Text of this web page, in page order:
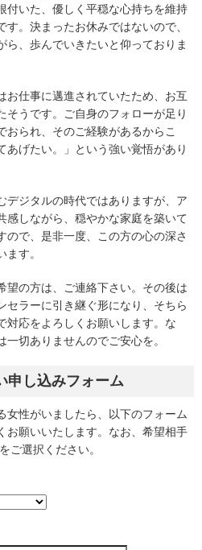
付いた、優しく平穏な心持ちを維持
。決まったお休みではないので、
ら、歩んでいきたいと仰っておりま
仕事に邁進されていたため、お互
そうです。ご自身のフォローが足り
おられ、そのご経験があるからこ
あげたい。」という強い覚悟があり
ジタルの時代ではありますが、ア
感しながら、穏やかな家庭を築いて
ので、是非一度、この方の心の深さ
す。
の方は、ご連絡下さい。その後は
セラーに引き継ぐ形になり、そちら
対応をよろしくお願いします。な
切ありませんのでご安心を。
申し込みフォーム
性がいましたら、以下のフォーム
お願いいたします。なお、希望相手
ご選択ください。